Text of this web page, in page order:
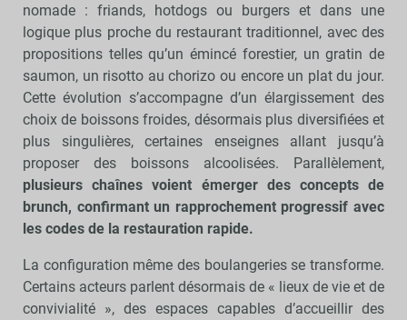
nomade : friands, hotdogs ou burgers et dans une
logique plus proche du restaurant traditionnel, avec des
propositions telles qu’un émincé forestier, un gratin de
saumon, un risotto au chorizo ou encore un plat du jour.
Cette évolution s’accompagne d’un élargissement des
choix de boissons froides, désormais plus diversifiées et
plus singulières, certaines enseignes allant jusqu’à
proposer des boissons alcoolisées. Parallèlement,
plusieurs chaînes voient émerger des concepts de
brunch, confirmant un rapprochement progressif avec
les codes de la restauration rapide.
La configuration même des boulangeries se transforme.
Certains acteurs parlent désormais de « lieux de vie et de
convivialité », des espaces capables d’accueillir des